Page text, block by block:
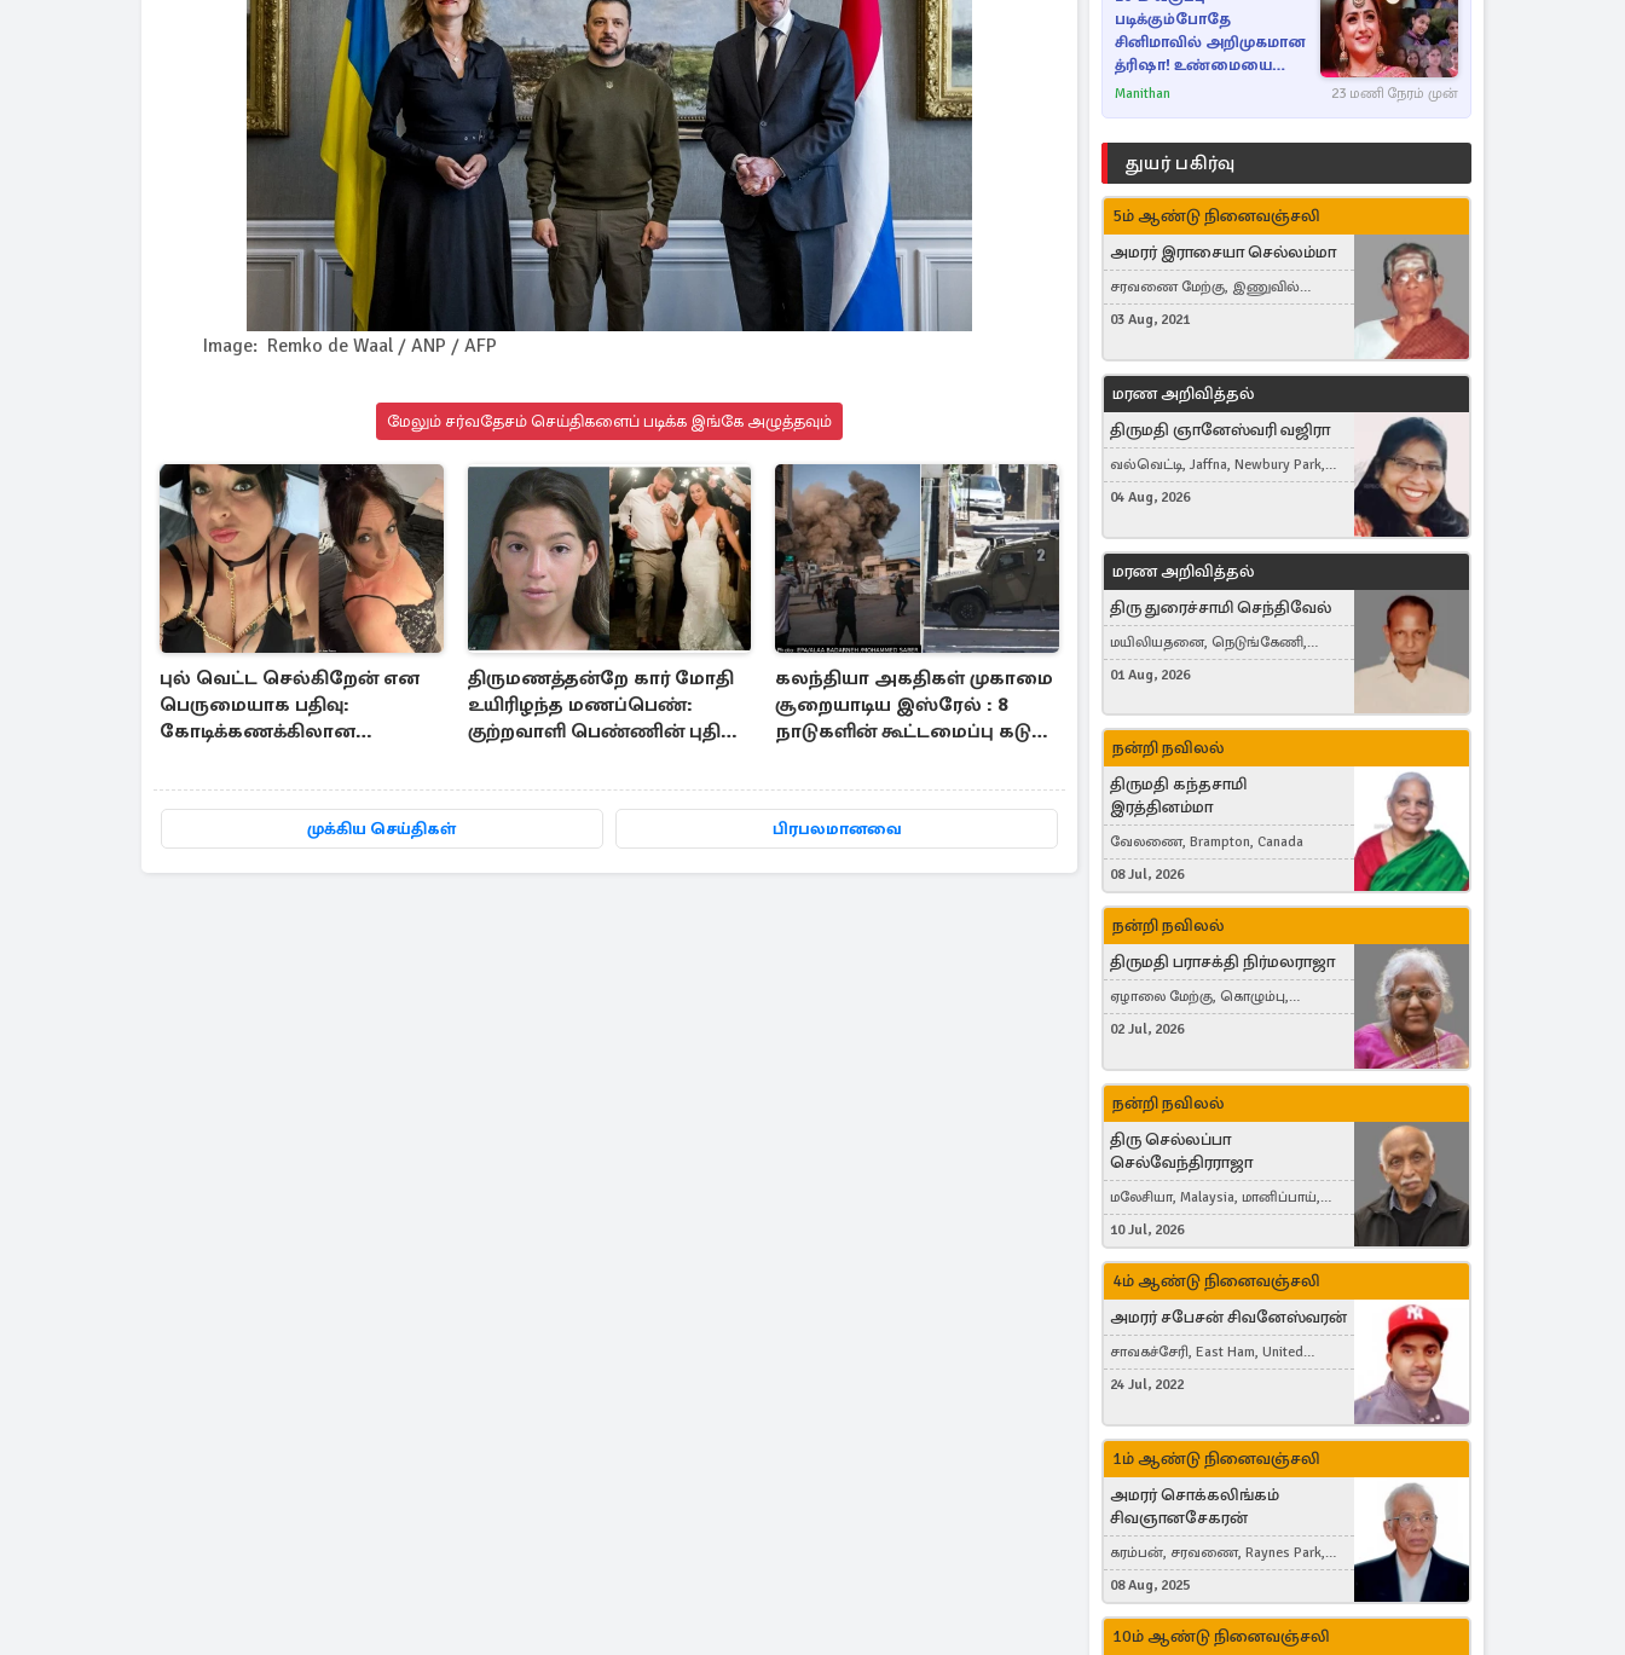
Image: Remko de Waal / ANP / AFP
மேலும் சர்வதேசம் செய்திகளைப் படிக்க இங்கே அழுத்தவும்
புல் வெட்ட செல்கிறேன் என
பெருமையாக பதிவு:
கோடிக்கணக்கிலான
பிரித்தானிய பெண்
திருமணத்தன்றே கார் மோதி
உயிரிழந்த மணப்பெண்:
குற்றவாளி பெண்ணின் புதிய
கலந்தியா அகதிகள் முகாமை
சூறையாடிய இஸ்ரேல் : 8
நாடுகளின் கூட்டமைப்பு கடும்
முக்கிய செய்திகள் பிரபலமானவை
படிக்கும்போதே
சினிமாவில் அறிமுகமான
த்ரிஷா! உண்மையை
பகிர்ந்த இயக்குநர் பிரவீன்
Manithan 23 மணி நேரம் முன்
துயர் பகிர்வு
5ம் ஆண்டு நினைவஞ்சலி
அமரர் இராசையா செல்லம்மா
சரவணை மேற்கு, இணுவில்
கிழக்கு
03 Aug, 2021
மரண அறிவித்தல்
திருமதி ஞானேஸ்வரி வஜிரா
வல்வெட்டி, Jaffna, Newbury Park,
United Kingdom
04 Aug, 2026
மரண அறிவித்தல்
திரு துரைச்சாமி செந்திவேல்
மயிலியதனை, நெடுங்கேணி,
கம்பர்மலை
01 Aug, 2026
நன்றி நவிலல்
திருமதி கந்தசாமி
இரத்தினம்மா
வேலணை, Brampton, Canada
08 Jul, 2026
நன்றி நவிலல்
திருமதி பராசக்தி நிர்மலராஜா
ஏழாலை மேற்கு, கொழும்பு,
தங்காலை, London, United Kingdom
02 Jul, 2026
நன்றி நவிலல்
திரு செல்லப்பா
செல்வேந்திரராஜா
மலேசியா, Malaysia, மானிப்பாய்,
Duisburg, Germany, London, United
Kingdom
10 Jul, 2026
4ம் ஆண்டு நினைவஞ்சலி
அமரர் சபேசன் சிவனேஸ்வரன்
சாவகச்சேரி, East Ham, United
Kingdom
24 Jul, 2022
1ம் ஆண்டு நினைவஞ்சலி
அமரர் சொக்கலிங்கம்
சிவஞானசேகரன்
கரம்பன், சரவணை, Raynes Park,
London, United Kingdom
08 Aug, 2025
10ம் ஆண்டு நினைவஞ்சலி